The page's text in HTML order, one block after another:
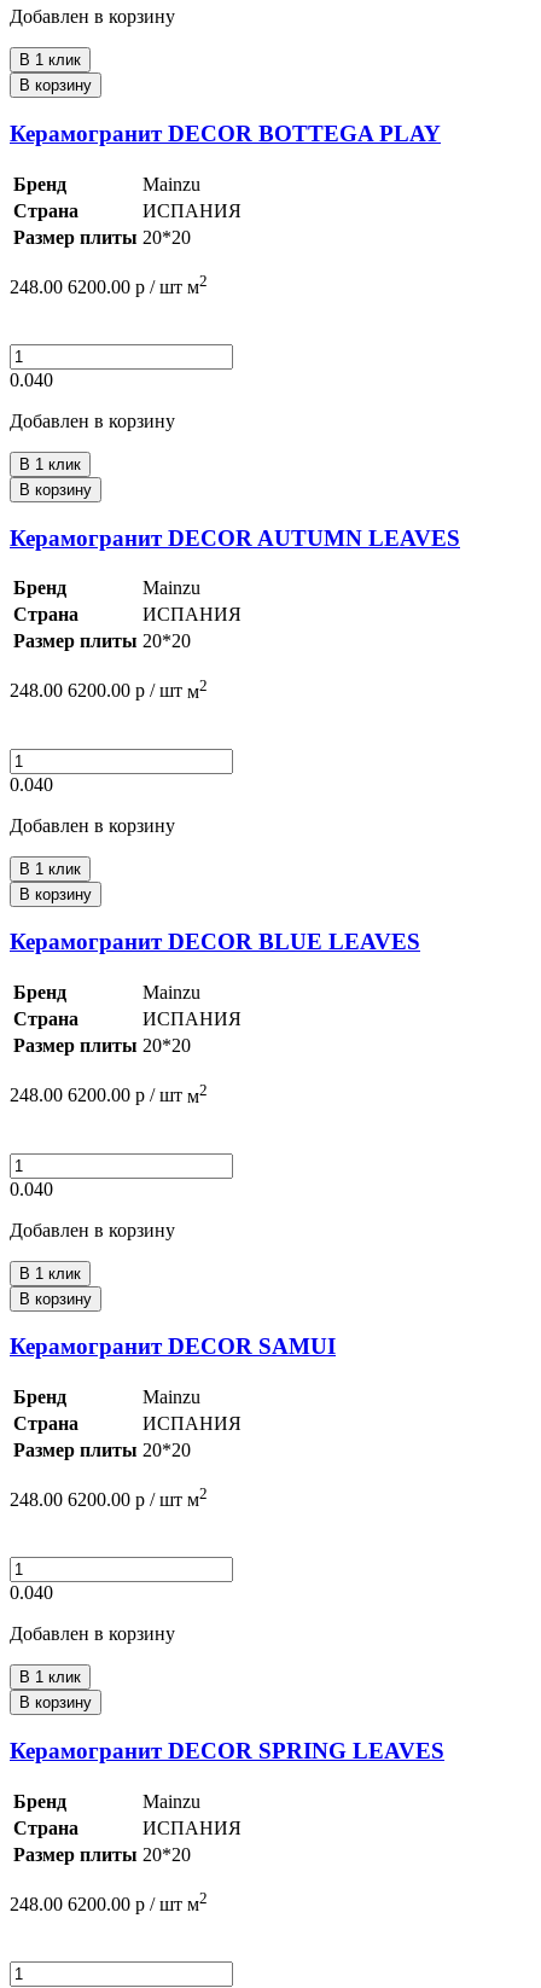
Добавлен в корзину
В 1 клик
В корзину
Керамогранит DECOR BOTTEGA PLAY
Бренд
Mainzu
Страна
ИСПАНИЯ
Размер плиты 20*20
248.00 6200.00 р / шт м2
0.040
Добавлен в корзину
В 1 клик
В корзину
Керамогранит DECOR AUTUMN LEAVES
Бренд
Mainzu
Страна
ИСПАНИЯ
Размер плиты 20*20
248.00 6200.00 р / шт м2
0.040
Добавлен в корзину
В 1 клик
В корзину
Керамогранит DECOR BLUE LEAVES
Бренд
Mainzu
Страна
ИСПАНИЯ
Размер плиты 20*20
248.00 6200.00 р / шт м2
0.040
Добавлен в корзину
В 1 клик
В корзину
Керамогранит DECOR SAMUI
Бренд
Mainzu
Страна
ИСПАНИЯ
Размер плиты 20*20
248.00 6200.00 р / шт м2
0.040
Добавлен в корзину
В 1 клик
В корзину
Керамогранит DECOR SPRING LEAVES
Бренд
Mainzu
Страна
ИСПАНИЯ
Размер плиты 20*20
248.00 6200.00 р / шт м2